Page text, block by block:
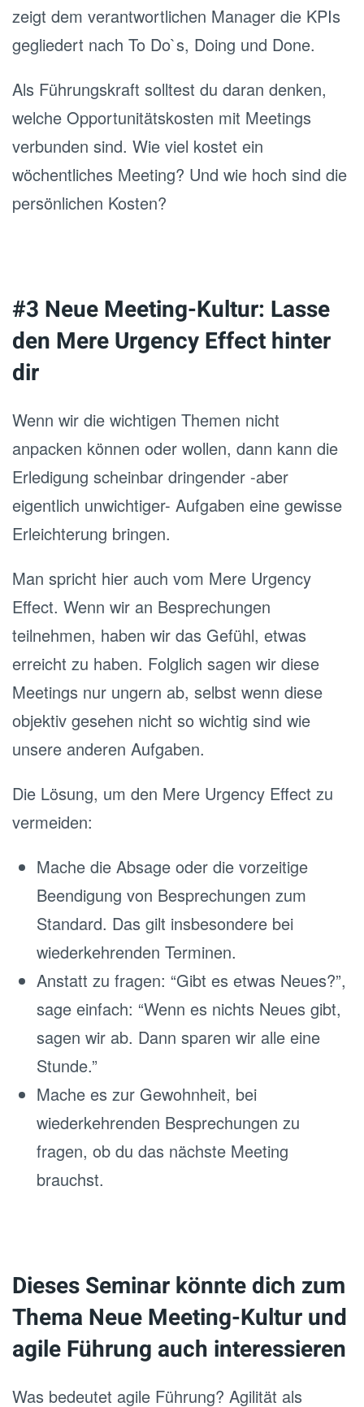
zeigt dem verantwortlichen Manager die KPIs
gegliedert nach To Do`s, Doing und Done.
Als Führungskraft solltest du daran denken,
welche Opportunitätskosten mit Meetings
verbunden sind. Wie viel kostet ein
wöchentliches Meeting? Und wie hoch sind die
persönlichen Kosten?
#3 Neue Meeting-Kultur: Lasse
den Mere Urgency Effect hinter
dir
Wenn wir die wichtigen Themen nicht
anpacken können oder wollen, dann kann die
Erledigung scheinbar dringender -aber
eigentlich unwichtiger- Aufgaben eine gewisse
Erleichterung bringen.
Man spricht hier auch vom Mere Urgency
Effect. Wenn wir an Besprechungen
teilnehmen, haben wir das Gefühl, etwas
erreicht zu haben. Folglich sagen wir diese
Meetings nur ungern ab, selbst wenn diese
objektiv gesehen nicht so wichtig sind wie
unsere anderen Aufgaben.
Die Lösung, um den Mere Urgency Effect zu
vermeiden:
Mache die Absage oder die vorzeitige
Beendigung von Besprechungen zum
Standard. Das gilt insbesondere bei
wiederkehrenden Terminen.
Anstatt zu fragen: “Gibt es etwas Neues?”,
sage einfach: “Wenn es nichts Neues gibt,
sagen wir ab. Dann sparen wir alle eine
Stunde.”
Mache es zur Gewohnheit, bei
wiederkehrenden Besprechungen zu
fragen, ob du das nächste Meeting
brauchst.
Dieses Seminar könnte dich zum
Thema Neue Meeting-Kultur und
agile Führung auch interessieren
Was bedeutet agile Führung? Agilität als